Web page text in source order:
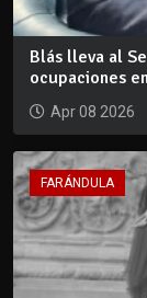
Blás lleva al
ocupaciones
Apr 08 2026
FARÁNDULA